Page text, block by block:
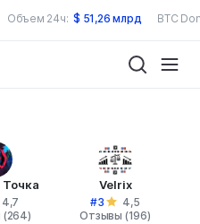
Объем 24ч: $ 51,26 млрд BTC
4,7
Velrix
#3
4,5
Отзывы (196)